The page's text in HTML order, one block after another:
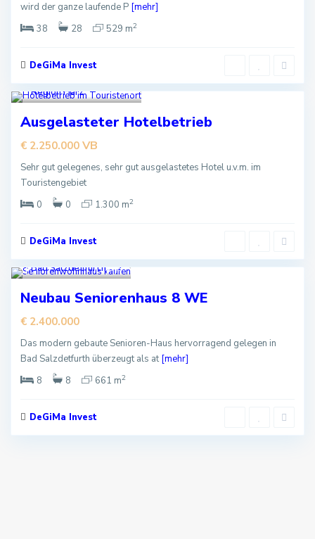
wird der ganze laufende P [mehr]
38
28 529 m2
DeGiMa Invest
1
Region Harz,
Ausgelasteter Hotelbetrieb
€ 2.250.000 VB
Sehr gut gelegenes, sehr gut ausgelastetes Hotel u.v.m. im
Touristengebiet
0
0 1.300 m2
DeGiMa Invest
2
Bad Salzdetfurth
Neubau Seniorenhaus 8 WE
€ 2.400.000
Das modern gebaute Senioren-Haus hervorragend gelegen in
Bad Salzdetfurth überzeugt als at [mehr]
8
8 661 m2
DeGiMa Invest